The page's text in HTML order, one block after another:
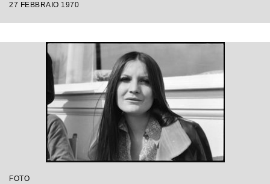
27 FEBBRAIO 1970
FOTO